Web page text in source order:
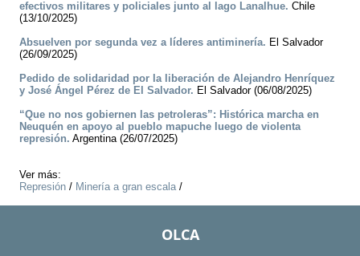
efectivos militares y policiales junto al lago Lanalhue. Chile
(13/10/2025)
Absuelven por segunda vez a líderes antiminería. El Salvador
(26/09/2025)
Pedido de solidaridad por la liberación de Alejandro Henríquez
y José Ángel Pérez de El Salvador. El Salvador (06/08/2025)
“Que no nos gobiernen las petroleras”: Histórica marcha en
Neuquén en apoyo al pueblo mapuche luego de violenta
represión. Argentina (26/07/2025)
Ver más:
Represión / Minería a gran escala/
OLCA